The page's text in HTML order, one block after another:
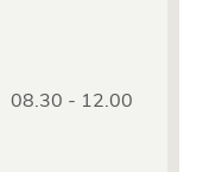
08.30 - 12.00